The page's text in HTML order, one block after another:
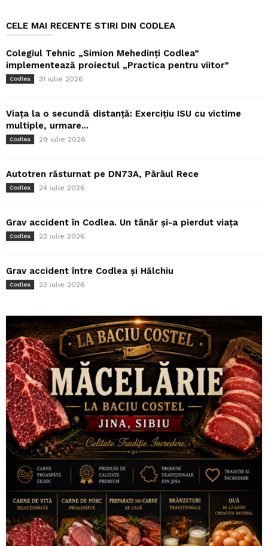
CELE MAI RECENTE STIRI DIN CODLEA
Colegiul Tehnic „Simion Mehedinți Codlea”
implementează proiectul „Practica pentru viitor”
Codlea 31 iulie 2026
Viața la o secundă distanță: Exercițiu ISU cu victime
multiple, urmare...
Codlea 29 iulie 2026
Autotren răsturnat pe DN73A, Pârâul Rece
Codlea 24 iulie 2026
Grav accident în Codlea. Un tânăr și-a pierdut viața
Codlea 23 iulie 2026
Grav accident între Codlea și Hălchiu
Codlea 23 iulie 2026